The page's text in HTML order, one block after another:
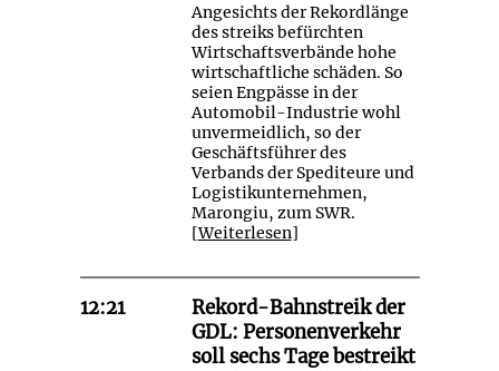
Angesichts der Rekordlänge
des streiks befürchten
Wirtschaftsverbände hohe
wirtschaftliche schäden. So
seien Engpässe in der
Automobil-Industrie wohl
unvermeidlich, so der
Geschäftsführer des
Verbands der Spediteure und
Logistikunternehmen,
Marongiu, zum SWR.
[Weiterlesen]
12:21
Rekord-Bahnstreik der
GDL: Personenverkehr
soll sechs Tage bestreikt